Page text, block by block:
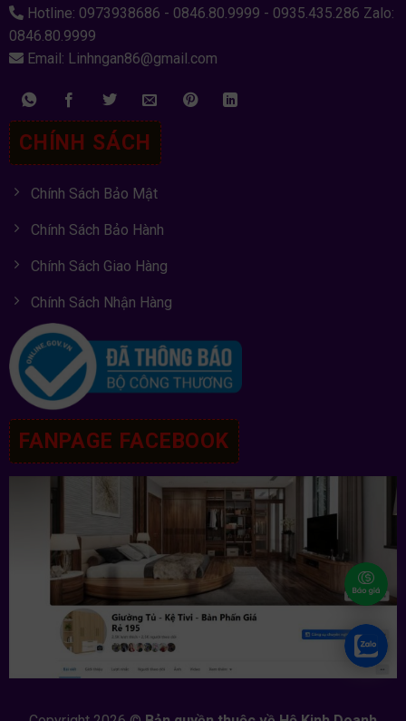
Hotline: 0973938686 - 0846.80.9999 - 0935.435.286 Zalo:
0846.80.9999
Email: Linhngan86@gmail.com
CHÍNH SÁCH
Chính Sách Bảo Mật
Chính Sách Bảo Hành
Chính Sách Giao Hàng
Chính Sách Nhận Hàng
FANPAGE FACEBOOK